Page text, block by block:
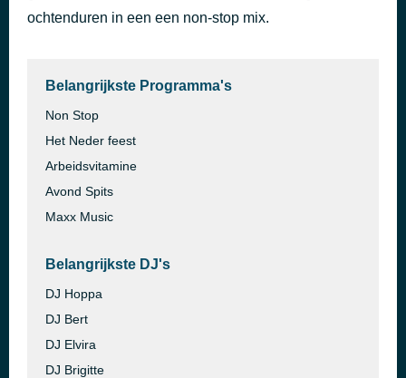
ochtenduren in een een non-stop mix.
Belangrijkste Programma's
Non Stop
Het Neder feest
Arbeidsvitamine
Avond Spits
Maxx Music
Belangrijkste DJ's
DJ Hoppa
DJ Bert
DJ Elvira
DJ Brigitte